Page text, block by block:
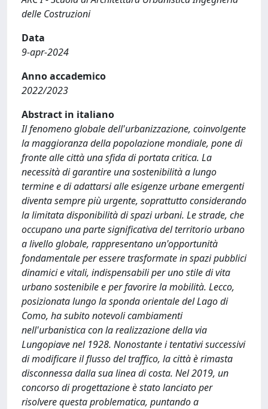
delle Costruzioni
Data
9-apr-2024
Anno accademico
2022/2023
Abstract in italiano
Il fenomeno globale dell'urbanizzazione, coinvolgente
la maggioranza della popolazione mondiale, pone di
fronte alle città una sfida di portata critica. La
necessità di garantire una sostenibilità a lungo
termine e di adattarsi alle esigenze urbane emergenti
diventa sempre più urgente, soprattutto considerando
la limitata disponibilità di spazi urbani. Le strade, che
occupano una parte significativa del territorio urbano
a livello globale, rappresentano un'opportunità
fondamentale per essere trasformate in spazi pubblici
dinamici e vitali, indispensabili per uno stile di vita
urbano sostenibile e per favorire la mobilità. Lecco,
posizionata lungo la sponda orientale del Lago di
Como, ha subito notevoli cambiamenti
nell'urbanistica con la realizzazione della via
Lungopiave nel 1928. Nonostante i tentativi successivi
di modificare il flusso del traffico, la città è rimasta
disconnessa dalla sua linea di costa. Nel 2019, un
concorso di progettazione è stato lanciato per
risolvere questa problematica, puntando a